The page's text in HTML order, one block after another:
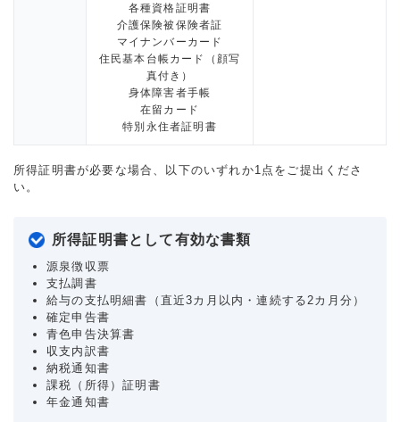
各種資格証明書
介護保険被保険者証
マイナンバーカード
住民基本台帳カード（顔写
真付き）
身体障害者手帳
在留カード
特別永住者証明書
所得証明書が必要な場合、以下のいずれか1点をご提出くださ
い。
所得証明書として有効な書類
源泉徴収票
支払調書
給与の支払明細書（直近3カ月以内・連続する2カ月分）
確定申告書
青色申告決算書
収支内訳書
納税通知書
課税（所得）証明書
年金通知書